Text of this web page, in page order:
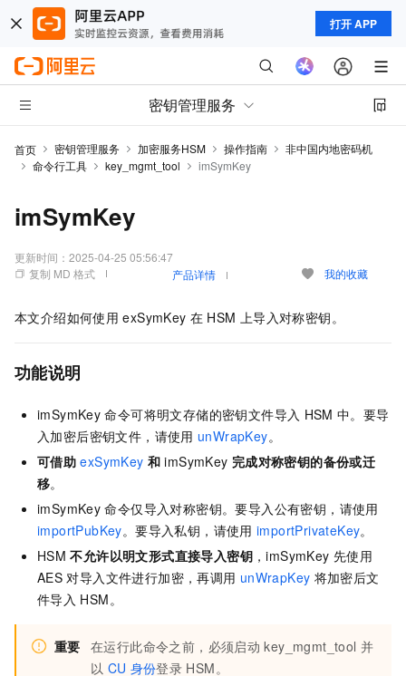
打开 APP
密钥管理服务
首页 密钥管理服务 加密服务HSM 操作指南
非中国内地密码机
命令行工具
key_mgmt_tool imSymKey
imSymKey
更新时间： 2025-04-25 05:56:47
复制 MD 格式
产品详情 我的收藏
本文介绍如何使用 exSymKey 在 HSM 上导入对称密钥。
功能说明
imSymKey 命令可将明文存储的密钥文件导入 HSM 中。要导
入加密后密钥文件，请使用 unWrapKey。
可借助 exSymKey 和 imSymKey 完成对称密钥的备份或迁
移。
imSymKey 命令仅导入对称密钥。要导入公有密钥，请使用
importPubKey。要导入私钥，请使用 importPrivateKey。
HSM 不允许以明文形式直接导入密钥 ，imSymKey 先使用
AES 对导入文件进行加密，再调用 unWrapKey 将加密后文
件导入 HSM。
重要 在运行此命令之前，必须启动 key_mgmt_tool 并
以 CU 身份登录 HSM。